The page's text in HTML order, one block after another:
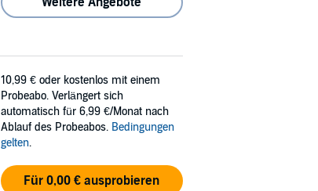
10,99 € oder kostenlos mit einem
Probeabo. Verlängert sich
automatisch für 6,99 €/Monat nach
Ablauf des Probeabos. Bedingungen
gelten.
Für 0,00 € ausprobieren